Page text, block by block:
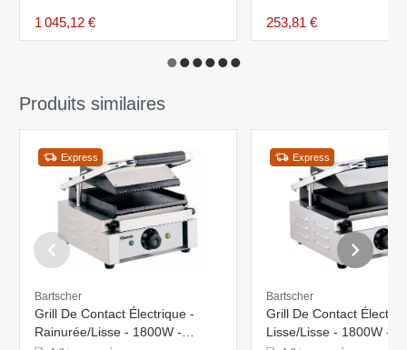
1 045,12 € 253,81 €
Produits similaires
Express
Bartscher
Grill De Contact Électrique -
Rainurée/Lisse - 1800W -
Express
Bartscher
Grill De Contact
Lisse/Lisse - 1800W -